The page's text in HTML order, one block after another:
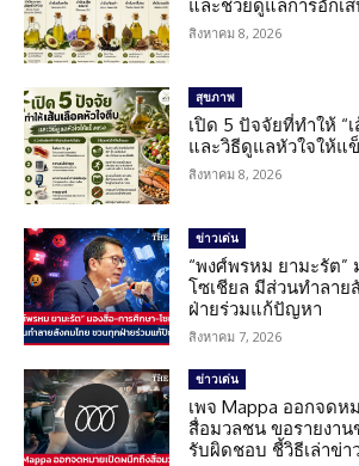
และช่วยดูแลการอักเ
สิงหาคม 8, 2026
สุขภาพ
เปิด 5 ปัจจัยที่ทำให้ “
และวิธีดูแลหัวใจให้แ
สิงหาคม 8, 2026
ข่าวเด่น
“พงศ์พรหม ยามะรัต”
โซเชียล มีส่วนทำลา
ฝ่ายร่วมแก้ปัญหา
สิงหาคม 7, 2026
ข่าวเด่น
เพจ Mappa ออกจดห
สื่อมวลชน ขอรายงาน
รับผิดชอบ ชี้วิธีเล่าข่